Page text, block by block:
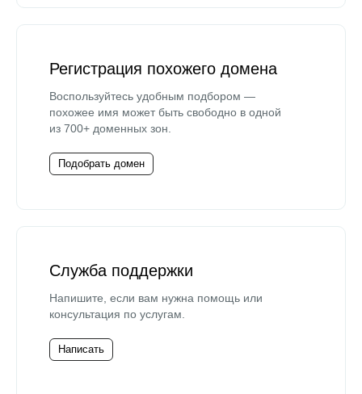
Регистрация похожего домена
Воспользуйтесь удобным подбором —
похожее имя может быть свободно в одной
из 700+ доменных зон.
Подобрать домен
Служба поддержки
Напишите, если вам нужна помощь или
консультация по услугам.
Написать